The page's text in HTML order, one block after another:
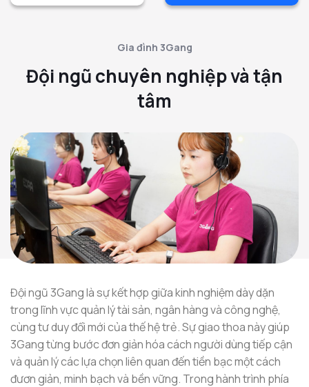
Gia đình 3Gang
Đội ngũ chuyên nghiệp và tận
tâm
Đội ngũ 3Gang là sự kết hợp giữa kinh nghiệm dày dặn
trong lĩnh vực quản lý tài sản, ngân hàng và công nghệ,
cùng tư duy đổi mới của thế hệ trẻ. Sự giao thoa này giúp
3Gang từng bước đơn giản hóa cách người dùng tiếp cận
và quản lý các lựa chọn liên quan đến tiền bạc một cách
đươn giản, minh bạch và bền vững. Trong hành trình phía